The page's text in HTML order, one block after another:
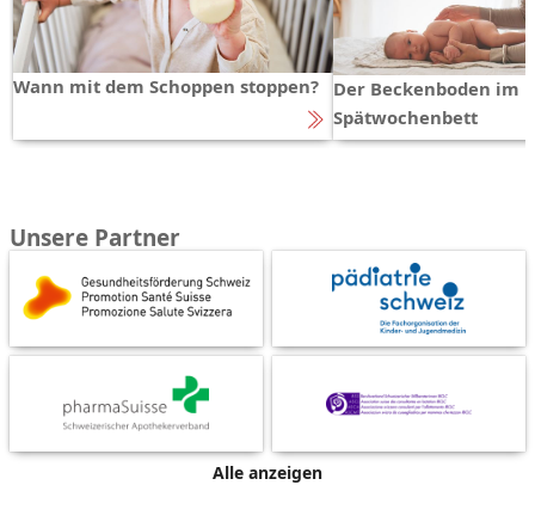
Wann mit dem Schoppen stoppen?
Der Beckenboden im
Spätwochenbett
Unsere Partner
Alle anzeigen